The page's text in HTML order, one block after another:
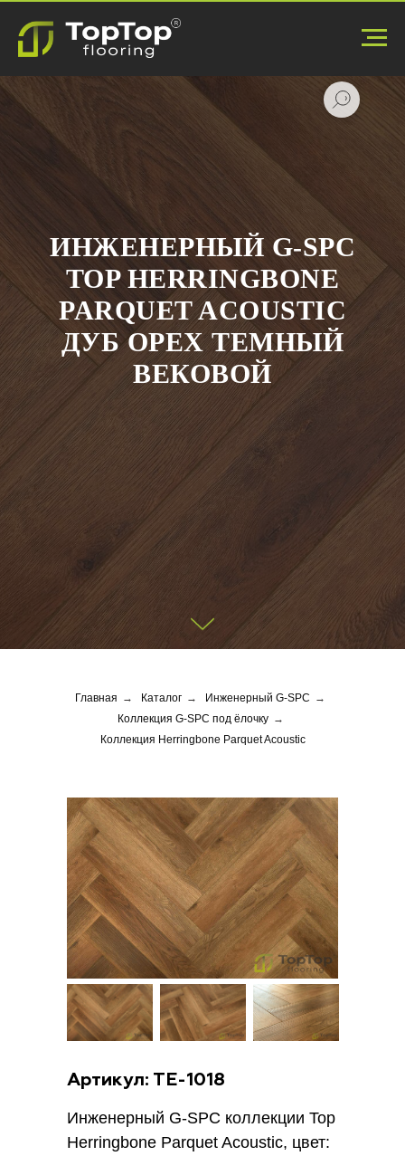
ИНЖЕНЕРНЫЙ G-SPC
TOP HERRINGBONE
PARQUET ACOUSTIC
ДУБ ОРЕХ ТЕМНЫЙ
ВЕКОВОЙ
Главная → Каталог → Инженерный G-SPC →
Коллекция G-SPC под ёлочку →
Коллекция Herringbone Parquet Acoustic
Артикул: ТE-1018
Инженерный G-SPC коллекции Top
Herringbone Parquet Acoustic, цвет: